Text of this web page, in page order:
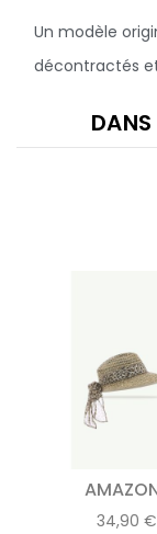
Un modèle
décontractés
34,90 €